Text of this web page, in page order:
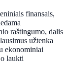
finansais,
raštingumo, dalis
užtenka
ekonominiai
laukti